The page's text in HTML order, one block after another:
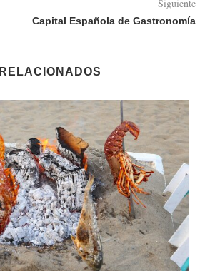
Siguiente
Capital Española de Gastronomía
RELACIONADOS